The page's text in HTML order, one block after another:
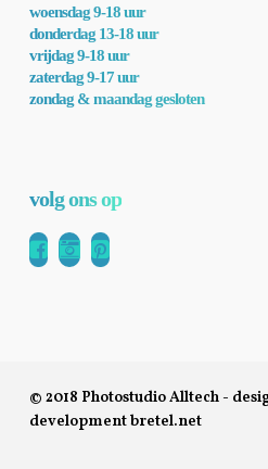
woensdag 9-18 uur
donderdag 13-18 uur
vrijdag 9-18 uur
zaterdag 9-17 uur
zondag & maandag gesloten
volg ons op
© 2018 Photostudio Alltech -
developmentbretel.net